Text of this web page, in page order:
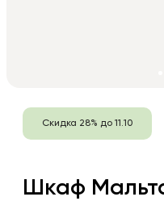
Скидка 28% до 11.10
Шкаф